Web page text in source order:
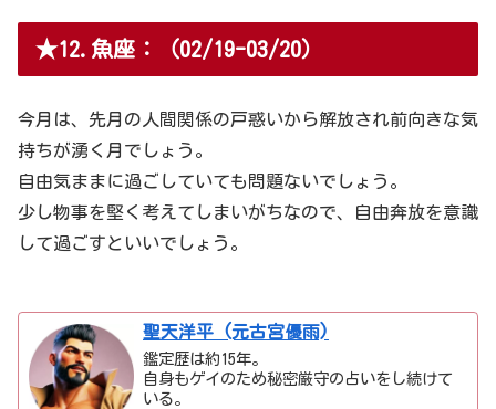
★12.魚座：（02/19-03/20）
今月は、先月の人間関係の戸惑いから解放され前向きな気
持ちが湧く月でしょう。
自由気ままに過ごしていても問題ないでしょう。
少し物事を堅く考えてしまいがちなので、自由奔放を意識
して過ごすといいでしょう。
聖天洋平 (元古宮優雨)
鑑定歴は約15年。
自身もゲイのため秘密厳守の占いをし続けて
いる。